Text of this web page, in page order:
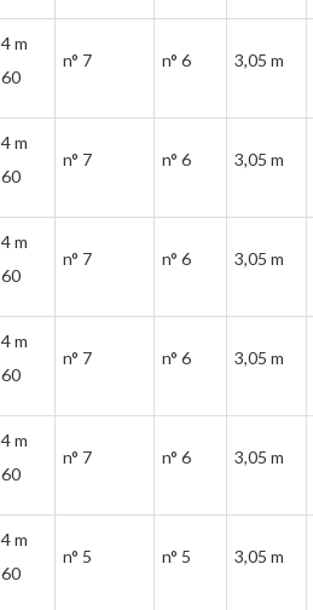
4 m
60
n° 7 n° 6 3,05 m
4 m
60
n° 7 n° 6 3,05 m
4 m
60
n° 7 n° 6 3,05 m
4 m
60
n° 7 n° 6 3,05 m
4 m
60
n° 7 n° 6 3,05 m
4 m
60
n° 5 n° 5 3,05 m